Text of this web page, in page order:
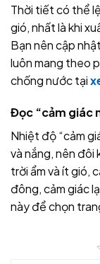
Thời tiết có thể
gió, nhất là khi
Bạn nên cập
luôn mang theo
chống nước tại
Đọc “cảm giác
Nhiệt độ “cảm
và nắng, nên đôi
trời ẩm và ít gió,
đông, cảm giác
này để chọn